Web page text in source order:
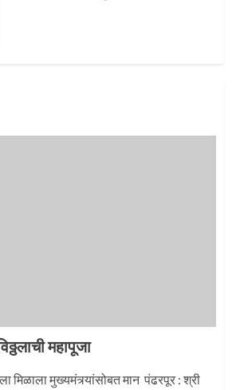
महापूजा
मिळाला मुख्यमंत्र्यांसोबत मान पंढरपूर : श्री